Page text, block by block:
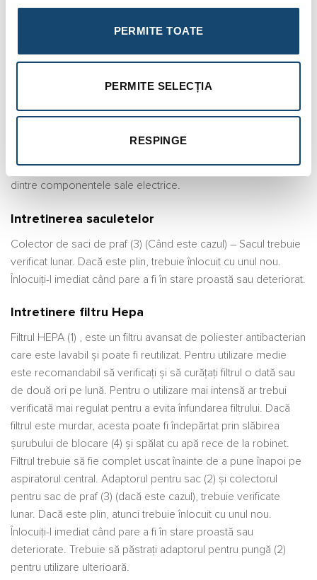
PERMITE TOATE
PERMITE SELECȚIA
RESPINGE
raport direct cu puterea selectată pe mânerul furtunului de
Intretinere:
Unitatea centrală de aspirare trebuie verificată o dată pe lună.
puterii de aspirație și poate provoca chiar deteriorarea unora
dintre componentele sale electrice.
Intretinerea saculetelor
Colector de saci de praf (3) (Când este cazul) – Sacul trebuie
verificat lunar. Dacă este plin, trebuie înlocuit cu unul nou.
Înlocuiți-l imediat când pare a fi în stare proastă sau deteriorat.
Intretinere filtru Hepa
Filtrul HEPA (1) , este un filtru avansat de poliester antibacterian
care este lavabil și poate fi reutilizat. Pentru utilizare medie
este recomandabil să verificați și să curățați filtrul o dată sau
de două ori pe lună. Pentru o utilizare mai intensă ar trebui
verificată mai regulat pentru a evita înfundarea filtrului. Dacă
filtrul este murdar, acesta poate fi îndepărtat prin slăbirea
șurubului de blocare (4) și spălat cu apă rece de la robinet.
Filtrul trebuie să fie complet uscat înainte de a pune înapoi pe
aspiratorul central. Adaptorul pentru sac (2) și colectorul
pentru sac de praf (3) (dacă este cazul), trebuie verificate
lunar. Dacă este plin, atunci trebuie înlocuit cu unul nou.
Înlocuiți-l imediat când pare a fi în stare proastă sau
deteriorate. Trebuie să păstrați adaptorul pentru pungă (2)
pentru utilizare ulterioară.